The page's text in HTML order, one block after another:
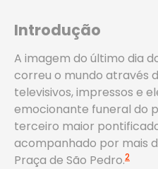
Introdução
A imagem do último dia
correu o mundo através
televisivos, impressos e
emocionante funeral do
terceiro maior
acompanhado por mais
Praça de São Pedro.2